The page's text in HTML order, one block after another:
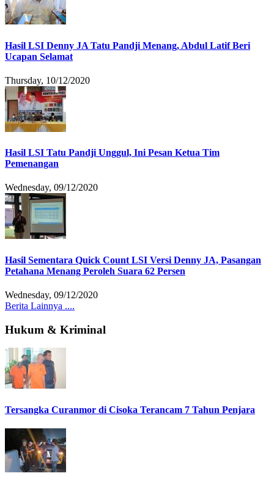
Hasil LSI Denny JA Tatu Pandji Menang, Abdul Latif Beri
Ucapan Selamat
Thursday, 10/12/2020
Hasil LSI Tatu Pandji Unggul, Ini Pesan Ketua Tim
Pemenangan
Wednesday, 09/12/2020
Hasil Sementara Quick Count LSI Versi Denny JA, Pasangan
Petahana Menang Peroleh Suara 62 Persen
Wednesday, 09/12/2020
Berita Lainnya ....
Hukum & Kriminal
Tersangka Curanmor di Cisoka Terancam 7 Tahun Penjara